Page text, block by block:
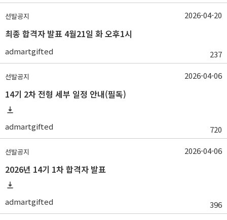
선발공지
최종 합격자 발표 4월21일 화 오후1시
admartgifted 237
2026-04-20
선발공지
14기 2차 전형 세부 일정 안내(필독)
admartgifted 720
2026-04-06
선발공지
2026년 14기 1차 합격자 발표
admartgifted 396
2026-04-06